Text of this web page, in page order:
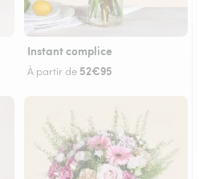
Instant complice
À partir de 52€95